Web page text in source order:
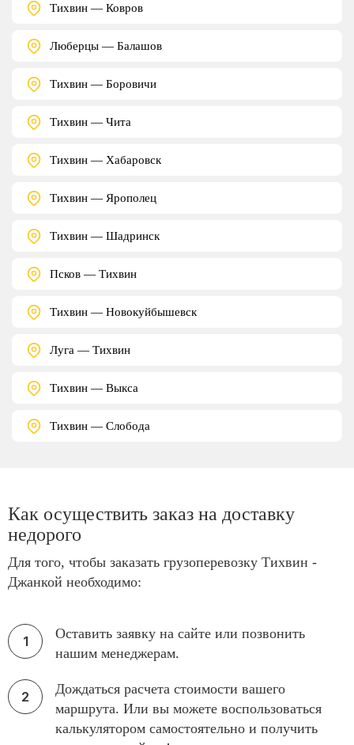
Тихвин — Ковров
Люберцы — Балашов
Тихвин — Боровичи
Тихвин — Чита
Тихвин — Хабаровск
Тихвин — Ярополец
Тихвин — Шадринск
Псков — Тихвин
Тихвин — Новокуйбышевск
Луга — Тихвин
Тихвин — Выкса
Тихвин — Слобода
Как осуществить заказ на доставку
недорого
Для того, чтобы заказать грузоперевозку Тихвин -
Джанкой необходимо:
Оставить заявку на сайте или позвонить
нашим менеджерам.
Дождаться расчета стоимости вашего
маршрута. Или вы можете воспользоваться
калькулятором самостоятельно и получить